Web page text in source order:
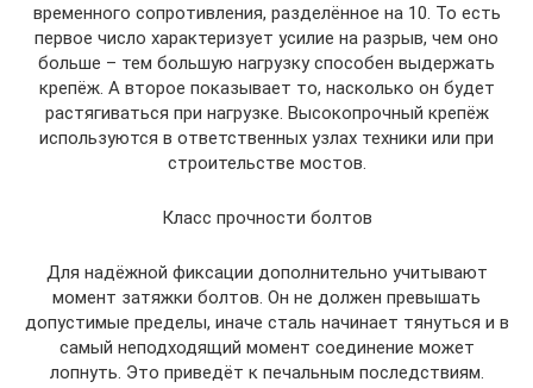
временного сопротивления, разделённое на 10. То есть
первое число характеризует усилие на разрыв, чем оно
больше – тем большую нагрузку способен выдержать
крепёж. А второе показывает то, насколько он будет
растягиваться при нагрузке. Высокопрочный крепёж
используются в ответственных узлах техники или при
строительстве мостов.
Класс прочности болтов
Для надёжной фиксации дополнительно учитывают
момент затяжки болтов. Он не должен превышать
допустимые пределы, иначе сталь начинает тянуться и в
самый неподходящий момент соединение может
лопнуть. Это приведёт к печальным последствиям.